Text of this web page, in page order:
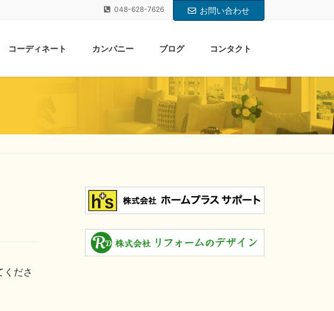
048-628-7626 お問い合わせ
コーディネート カンパニー ブログ コンタクト
くださ